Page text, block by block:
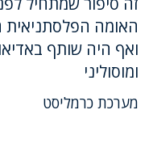
האומה הפלסתניאית
ואף היה שותף
ומוסוליני
מערכת כרמליסט